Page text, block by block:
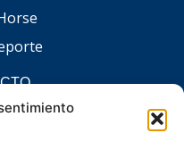
ámbito nacional